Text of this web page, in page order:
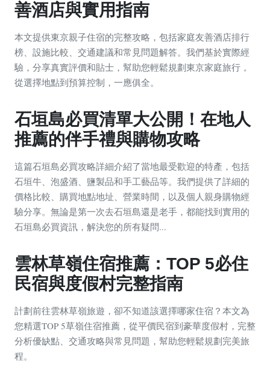
善酒店與實用指南
本文提供東京親子住宿的完整攻略，包括家庭友善酒店排行
榜、設施比較、交通建議和常見問題解答。我們基於實際經
驗，分享真實評價和貼士，幫助您輕鬆規劃東京家庭旅行，
從選擇地點到預算控制，一應俱全。
石垣島必買清單大公開！在地人
推薦的伴手禮與購物攻略
這篇石垣島必買攻略詳細介紹了當地最受歡迎的特產，包括
石垣牛、泡盛酒、鹽製品和手工藝品等。我們提供了詳細的
價格比較、購買地點地址、營業時間，以及個人親身購物經
驗分享。無論是第一次去石垣島還是老手，都能找到實用的
石垣島必買資訊，解決您的所有疑問...
雲林草嶺住宿推薦：TOP 5必住
民宿與度假村完整指南
計劃前往雲林草嶺旅遊，卻不知道該選擇哪家住宿？本文為
您精選TOP 5草嶺住宿推薦，從平價民宿到豪華度假村，完整
分析優缺點、交通攻略與常見問題，幫助您輕鬆規劃完美旅
程。